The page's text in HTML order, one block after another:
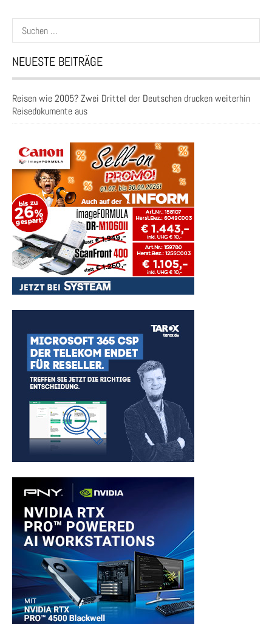
Suchen
nach:
NEUESTE BEITRÄGE
Reisen wie 2005? Zwei Drittel der Deutschen drucken weiterhin
Reisedokumente aus